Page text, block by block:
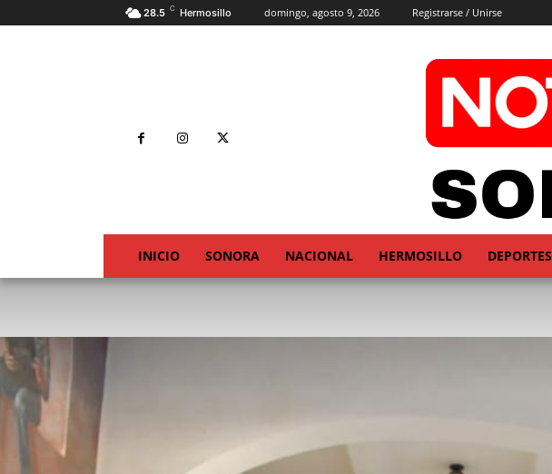
28.5 C Hermosillo domingo, agosto 9, 2026 Registrarse / Unirse
INICIO SONORA NACIONAL HERMOSILLO DEPORTES